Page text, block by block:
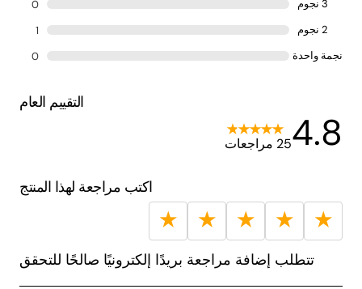
3 نجوم
0
2 نجوم
1
نجمة واحدة
0
التقييم العام
4.825 مراجعات
اكتب مراجعة لهذا المنتج
★
★
★
★
★
تتطلب إضافة مراجعة بريدًا إلكترونيًا صالحًا للتحقق